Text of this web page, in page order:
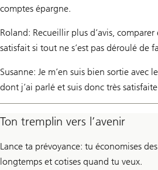
comptes épargne.
Roland: Recueillir plus d’avis,
satisfait si tout ne s’est pas déroulé de
Susanne: Je m’en suis bien sortie avec
dont j’ai parlé et suis donc très
Ton tremplin vers l’avenir
Lance ta prévoyance: tu économises
longtemps et cotises quand tu veux.